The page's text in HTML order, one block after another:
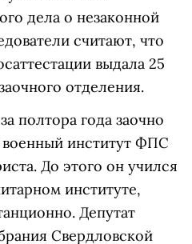
дела о незаконной
считают, что
выдала 25
отделения.
полтора года заочно
институт ФПС
До этого он учился
институте,
Депутат
Свердловской